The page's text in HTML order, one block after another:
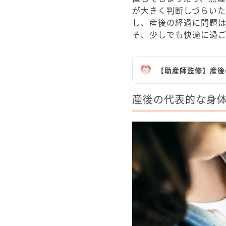
が大きく判断しづらい
し、産後の経過に問題
そ、少しでも快適に過
【助産師監修】産
産後の代表的な身